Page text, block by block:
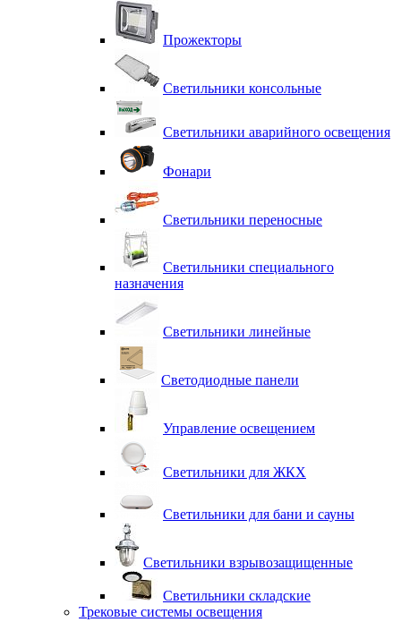
Прожекторы
Светильники консольные
Светильники аварийного освещения
Фонари
Светильники переносные
Светильники специального
назначения
Светильники линейные
Светодиодные панели
Управление освещением
Светильники для ЖКХ
Светильники для бани и сауны
Светильники взрывозащищенные
Светильники складские
Трековые системы освещения